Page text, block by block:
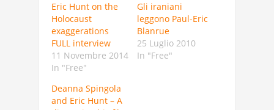
Eric Hunt on the
Holocaust
exaggerations
FULL interview
11 Novembre 2014
In "Free"
Gli iraniani
leggono Paul-Eric
Blanrue
25 Luglio 2010
In "Free"
Deanna Spingola
and Eric Hunt – A